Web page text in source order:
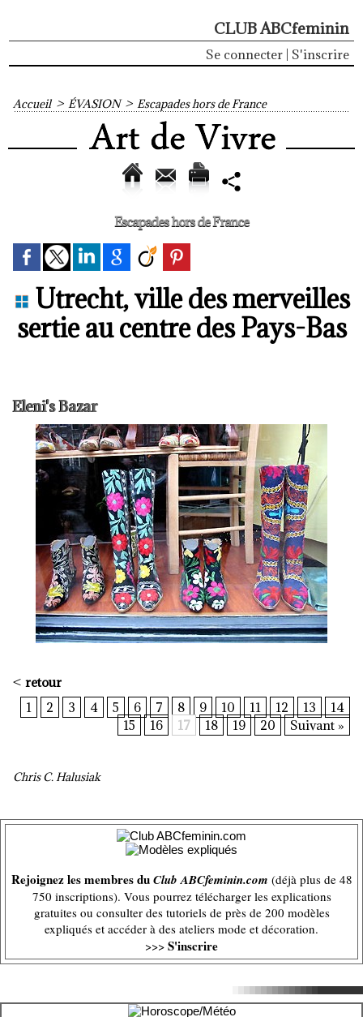
CLUB ABCfeminin
Se connecter S'inscrire
Accueil > ÉVASION > Escapades hors de France
Escapades hors de France
Utrecht, ville des merveilles
sertie au centre des Pays-Bas
Eleni's Bazar
< retour
1
2 3 4 5 6 7 8 9 10 11 12 13
14
15
16 17 18 19 20 Suivant »
Chris C. Halusiak
Rejoignez les membres duClub ABCfeminin.com (déjà plus de 48
750 inscriptions). Vous pourrez télécharger les explications
gratuites ou consulter des tutoriels de près de 200 modèles
expliqués et accéder à des ateliers mode et décoration.
>>> S'inscrire